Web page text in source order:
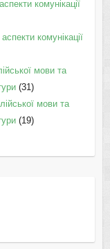
комунікації
аспекти комунікації
мови та
(31)
мови та
(19)